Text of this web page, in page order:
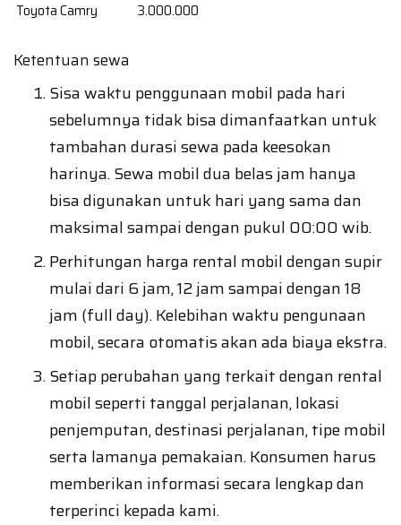
Toyota Camry
3.000.000
Ketentuan sewa
Sisa waktu penggunaan mobil pada hari
sebelumnya tidak bisa dimanfaatkan untuk
tambahan durasi sewa pada keesokan
harinya. Sewa mobil dua belas jam hanya
bisa digunakan untuk hari yang sama dan
maksimal sampai dengan pukul 00:00 wib.
Perhitungan harga rental mobil dengan supir
mulai dari 6 jam, 12 jam sampai dengan 18
jam (full day). Kelebihan waktu pengunaan
mobil, secara otomatis akan ada biaya ekstra.
Setiap perubahan yang terkait dengan rental
mobil seperti tanggal perjalanan, lokasi
penjemputan, destinasi perjalanan, tipe mobil
serta lamanya pemakaian. Konsumen harus
memberikan informasi secara lengkap dan
terperinci kepada kami.